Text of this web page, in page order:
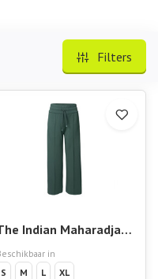
Filters
Indian Maharadja
Soft Supreme
Leg Hunter Green
in
S
M L XL